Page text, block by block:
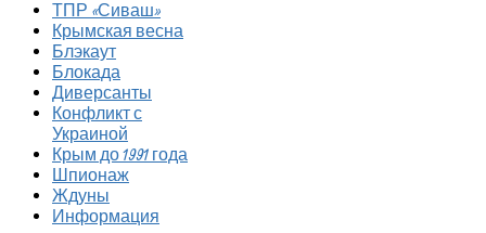
ТПР «Сиваш»
Крымская весна
Блэкаут
Блокада
Диверсанты
Конфликт с
Украиной
Крым до 1991 года
Шпионаж
Ждуны
Информация